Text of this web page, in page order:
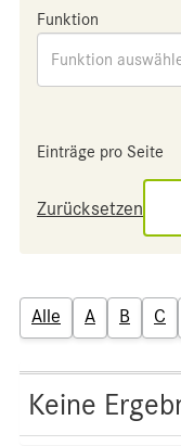
Funktion
Funktion
Einträge pro Seite
Zurücksetzen
Alle A B C
Keine